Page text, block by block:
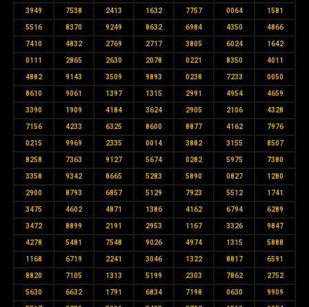
3949 7538 2413 1632 7757 0064 1581
5516 8370 9249 8632 6984 4350 4866
7410 4832 2769 2717 3805 6024 1642
0111 2865 2630 2078 0221 8350 4011
4882 9143 3509 9893 0238 7233 0050
8610 9061 1397 1315 2991 4954 4659
3390 1909 4184 3624 2905 2106 4328
7156 4233 6325 8600 8877 4162 7976
0215 9969 2335 0014 3882 3155 8507
8258 7363 9127 5674 0282 5975 7380
3358 9342 8665 5283 5890 0827 1280
2900 8793 6857 5129 7923 5512 1741
3475 4602 4871 1386 4162 6794 6289
3472 8899 2191 2953 1167 3326 9847
4278 5481 7548 9026 4974 1315 5888
1168 6719 2241 3046 1322 8817 6591
8820 7105 1313 5199 2303 7862 2752
5630 6632 1791 6834 7198 0630 9909